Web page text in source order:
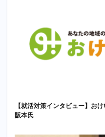
【就活対策インタビュー】
阪本氏